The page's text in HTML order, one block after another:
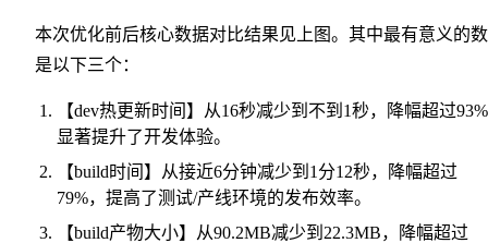
本次优化前后核心数据对比结果见上图。其中最有意义的
是以下三个：
【dev热更新时间】从16秒减少到不到1秒，降幅超过
显著提升了开发体验。
【build时间】从接近6分钟减少到1分12秒，降幅超过
79%，提高了测试/产线环境的发布效率。
【build产物大小】从90.2MB减少到22.3MB，降幅超过